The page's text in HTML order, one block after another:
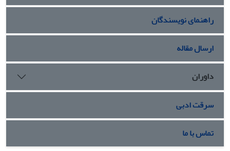
پروتئینی (فیبروئین ابریشم) و پلی ساکاریدی (کیتوزان) آن و هم
سلولی بافت است.
راهنمای نویسندگان
ارسال مقاله
داوران
سرقت ادبی
تماس با ما